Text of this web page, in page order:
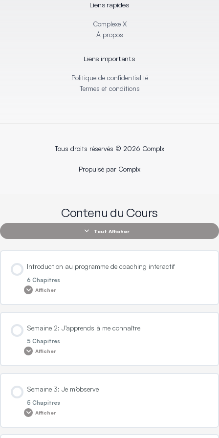
n
n
k
Liens rapides
Complexe X
À propos
Liens importants
Politique de confidentialité
Termes et conditions
Tous droits réservés © 2026 Complx
Propulsé par Complx
Contenu du Cours
Tout Afficher
Introduction au programme de coaching interactif
6 Chapitres
Afficher
0% TERMINÉ 0/6 Etapes
Introduction au programme
L’objectif de la semaine
Semaine 2: J’apprends à me connaître
5 Chapitres
Afficher
0% TERMINÉ 0/5 Etapes
L’objectif de la semaine: J’apprends à me connaître
Semaine 3: Je m’observe
5 Chapitres
Afficher